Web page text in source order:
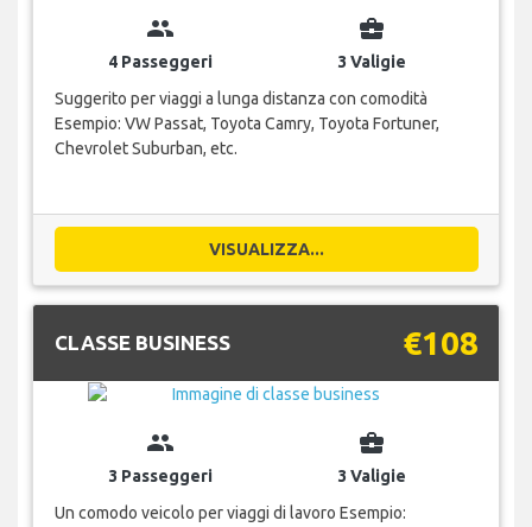
group
4 Passeggeri
business_center
3 Valigie
Suggerito per viaggi a lunga distanza con comodità
Esempio: VW Passat, Toyota Camry, Toyota Fortuner,
Chevrolet Suburban, etc.
VISUALIZZA...
CLASSE BUSINESS €108
group
3 Passeggeri
business_center
3 Valigie
Un comodo veicolo per viaggi di lavoro Esempio: